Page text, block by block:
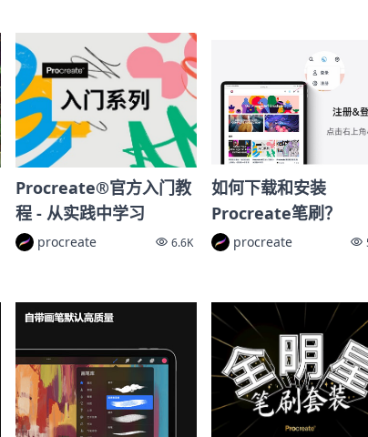
Procreate®官方入门教
程 - 从实践中学习
procreate 6.6K
如何下载和安装
Procreate笔刷？
procreate